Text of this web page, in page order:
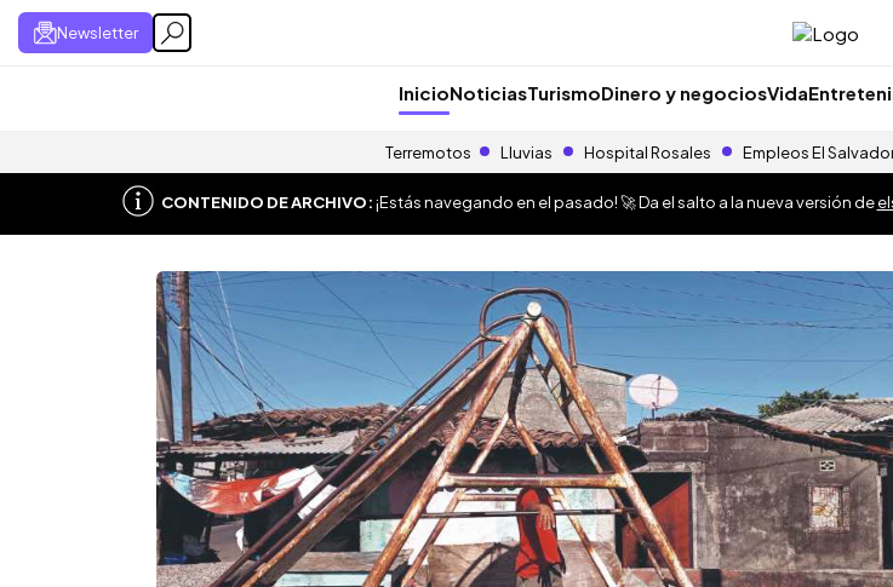
Newsletter
InicioNoticiasTurismoDinero y negociosVida
Terremotos Lluvias Hospital Rosales Empleos El
CONTENIDO DE ARCHIVO:¡Estás navegando en el pasado! 🚀 Da el salto a la nueva versión de